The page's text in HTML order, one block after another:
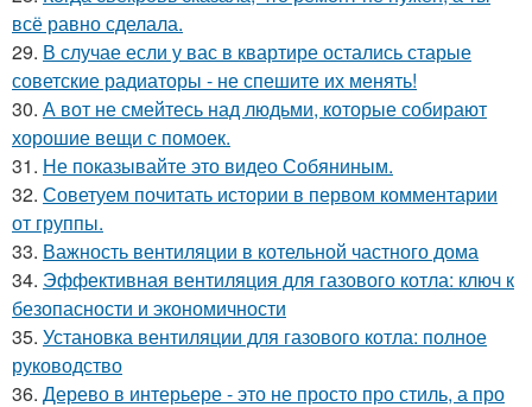
всё равно сделала.
29. В случае если у вас в квартире остались старые
советские радиаторы - не спешите их менять!
30. А вот не смейтесь над людьми, которые собирают
хорошие вещи с помоек.
31. Не показывайте это видео Собяниным.
32. Советуем почитать истории в первом комментарии
от группы.
33. Важность вентиляции в котельной частного дома
34. Эффективная вентиляция для газового котла: ключ к
безопасности и экономичности
35. Установка вентиляции для газового котла: полное
руководство
36. Дерево в интерьере - это не просто про стиль, а про